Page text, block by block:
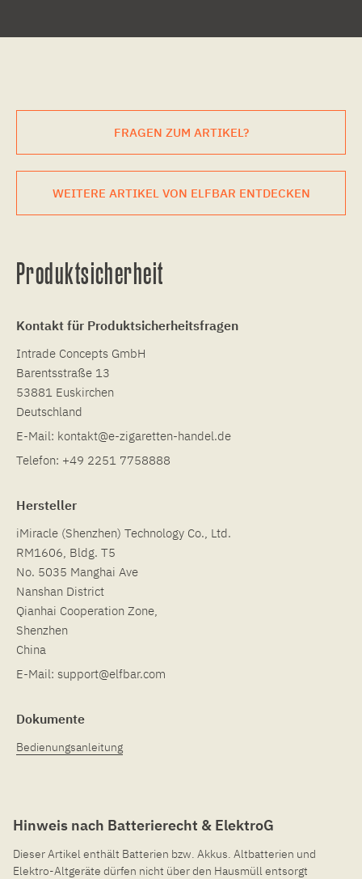
FRAGEN ZUM ARTIKEL?
WEITERE ARTIKEL VON ELFBAR ENTDECKEN
Produktsicherheit
Kontakt für Produktsicherheitsfragen
Intrade Concepts GmbH
Barentsstraße 13
53881 Euskirchen
Deutschland
E-Mail: kontakt@e-zigaretten-handel.de
Telefon: +49 2251 7758888
Hersteller
iMiracle (Shenzhen) Technology Co., Ltd.
RM1606, Bldg. T5
No. 5035 Manghai Ave
Nanshan District
Qianhai Cooperation Zone,
Shenzhen
China
E-Mail: support@elfbar.com
Dokumente
Bedienungsanleitung
Hinweis nach Batterierecht & ElektroG
Dieser Artikel enthält Batterien bzw. Akkus. Altbatterien und
Elektro-Altgeräte dürfen nicht über den Hausmüll entsorgt